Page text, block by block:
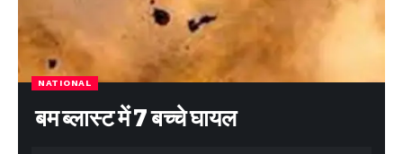
NATIONAL
बम ब्लास्ट में 7 बच्चे घायल